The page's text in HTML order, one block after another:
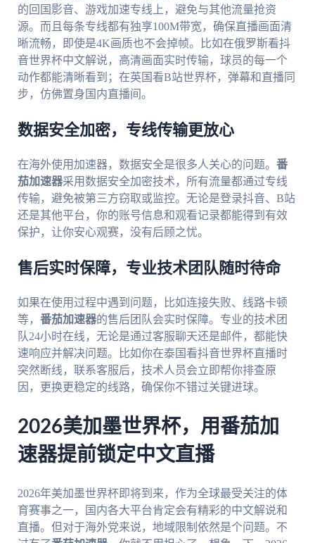
的回国影音、游戏加速专线上，避免与其他流量抢资
源。而且每条专线都有独享100M带宽，确保直播画面清
晰流畅，即使是4K画质也不会掉帧。比如在俄罗斯看抖
音世界杯中文解说，高清画面实时传输，球员的每一个
动作都能清晰看到；在英国看B站世界杯，弹幕和直播同
步，仿佛置身国内直播间。
数据安全加密，专线传输更放心
在海外使用加速器，数据安全是很多人关心的问题。 番
茄加速器采用数据安全加密技术，所有流量都通过专线
传输，避免被第三方窃取或监控。无论是登录抖音、B站
还是其他平台，你的账号信息和观看记录都能得到有效
保护，让你安心观赛，没有后顾之忧。
售后实时保障，专业技术团队随时待命
如果在使用过程中遇到问题，比如连接失败、线路卡顿
等， 番茄加速器的售后团队会实时保障。专业的技术团
队24小时在线，无论是通过客服聊天还是邮件，都能快
速响应并解决问题。比如你在泰国看抖音世界杯直播时
突然断线，联系客服后，技术人员会立即帮你排查原
因，更换更稳定的线路，确保你不错过关键进球。
2026美加墨世界杯，用番茄加
速器提前锁定中文直播
2026年美加墨世界杯即将到来，作为全球最受关注的体
育赛事之一，国内各大平台肯定会有精彩的中文解说和
直播。但对于海外党来说，地域限制依然是个问题。不